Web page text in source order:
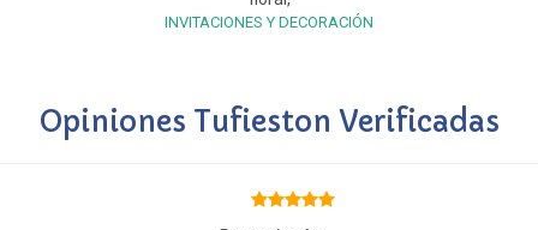
INVITACIONES Y DECORACIÓN
Opiniones Tufieston Verificadas